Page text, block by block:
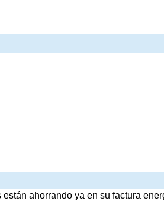
ahorrando ya en su factura